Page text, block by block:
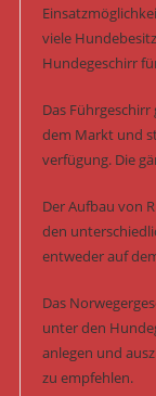
viele
Hundegeschirr
Das
dem Markt und
verfügung. Die
Der Aufbau von
den
entweder auf
Das
unter den
anlegen und
zu empfehlen.